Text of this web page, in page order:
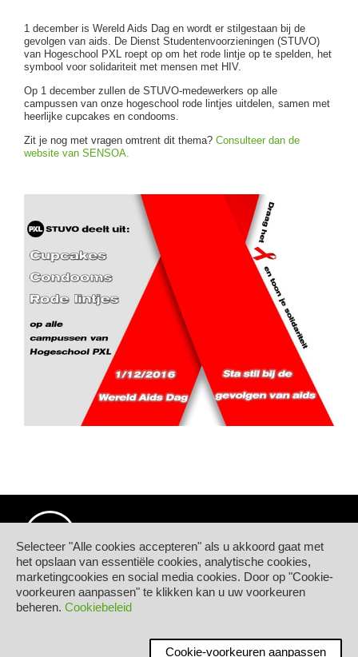
Selecteer "Alle cookies accepteren" als u akkoord gaat met
het opslaan van essentiële cookies, analytische cookies,
marketingcookies en social media cookies. Door op "Cookie-
voorkeuren aanpassen" te klikken kan u uw voorkeuren
beheren. Cookiebeleid
Cookie-voorkeuren aanpassen
1 december is Wereld Aids Dag en wordt er stilgestaan bij de
gevolgen van aids. De Dienst Studentenvoorzieningen (STUVO)
van Hogeschool PXL roept op om het rode lintje op te spelden, het
symbool voor solidariteit met mensen met HIV.
Op 1 december zullen de STUVO-medewerkers op alle
campussen van onze hogeschool rode lintjes uitdelen, samen met
heerlijke cupcakes en condooms.
Zit je nog met vragen omtrent dit thema?Consulteer dan de
website van SENSOA.
© Hogeschool PXL
Elfde-Liniestraat 24
B-3500 HASSELT